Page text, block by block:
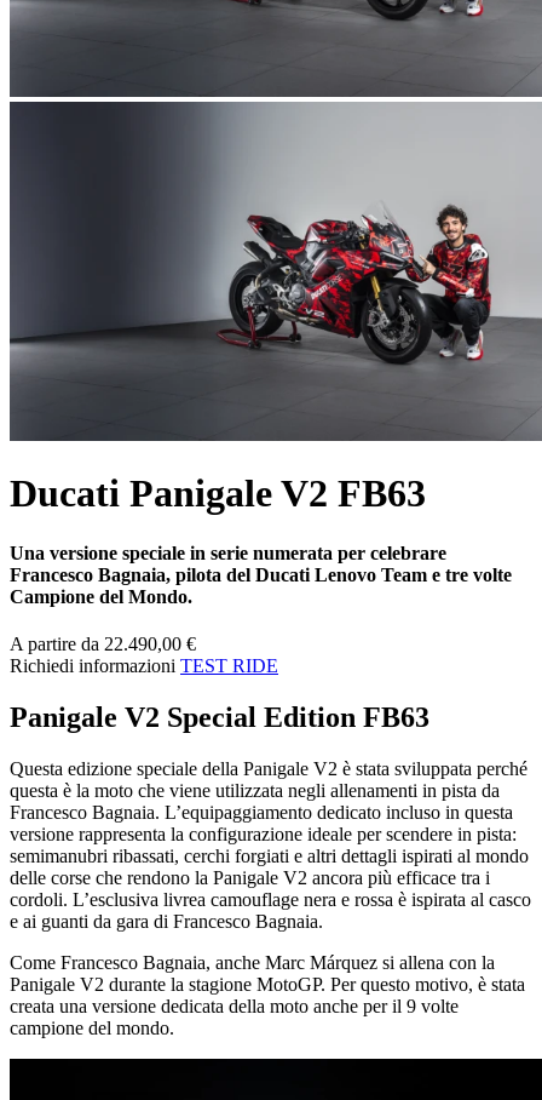
Ducati Panigale V2 FB63
Una versione speciale in serie numerata per celebrare
Francesco Bagnaia, pilota del Ducati Lenovo Team e tre volte
Campione del Mondo.
A partire da 22.490,00 €
Richiedi informazioni TEST RIDE
Panigale V2 Special Edition FB63
Questa edizione speciale della Panigale V2 è stata sviluppata perché
questa è la moto che viene utilizzata negli allenamenti in pista da
Francesco Bagnaia. L’equipaggiamento dedicato incluso in questa
versione rappresenta la configurazione ideale per scendere in pista:
semimanubri ribassati, cerchi forgiati e altri dettagli ispirati al mondo
delle corse che rendono la Panigale V2 ancora più efficace tra i
cordoli. L’esclusiva livrea camouflage nera e rossa è ispirata al casco
e ai guanti da gara di Francesco Bagnaia.
Come Francesco Bagnaia, anche Marc Márquez si allena con la
Panigale V2 durante la stagione MotoGP. Per questo motivo, è stata
creata una versione dedicata della moto anche per il 9 volte
campione del mondo.